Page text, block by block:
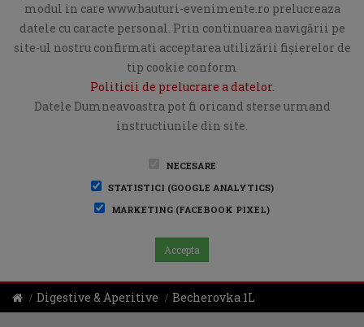
modul in care www.bauturi-evenimente.ro prelucreaza
datele cu caracte personal. Prin continuarea navigării pe
site-ul nostru confirmati acceptarea utilizării fişierelor de
tip cookie conform
Politicii de prelucrare a datelor.
Datele Dumneavoastra pot fi oricand sterse urmand
instructiunile din site.
NECESARE
STATISTICI (GOOGLE ANALYTICS)
MARKETING (FACEBOOK PIXEL)
Accepta
Digestive & Aperitive Becherovka 1L